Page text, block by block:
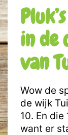
in de
van
Wow de
de wijk
10. En
want er